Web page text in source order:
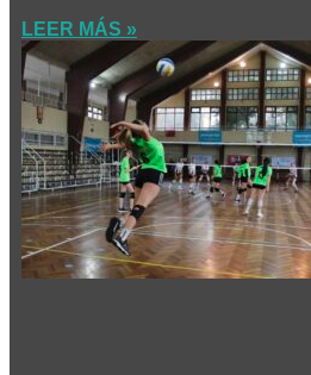
LEER MÁS »